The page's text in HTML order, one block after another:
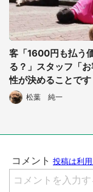
客「1600円も払う
る？」スタッフ「
性が決めることで
浜水族館チケット売
生した「粋なやり取
松葉 純一